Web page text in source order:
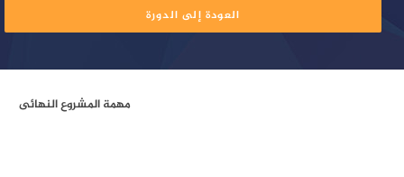
العودة إلى الدورة
مهمة المشروع النهائى